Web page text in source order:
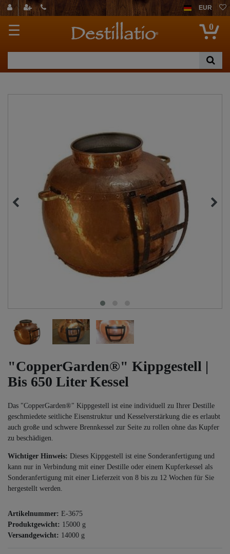
EUR
☰ 0
"CopperGarden®" Kippgestell |
Bis 650 Liter Kessel
Das "CopperGarden®" Kippgestell ist eine individuell zu Ihrer Destille
geschmiedete seitliche Eisenstruktur und Kesselverstärkung die es erlaubt
auch große und schwere Brennkessel zur Seite zu rollen ohne das Kupfer
zu beschädigen.
Wichtiger Hinweis: Dieses Kippgestell ist eine Sonderanfertigung und
kann nur in Verbindung mit einer Destille oder einem Kupferkessel als
Sonderanfertigung mit einer Lieferzeit von 8 bis zu 12 Wochen für Sie
hergestellt werden.
Artikelnummer: E-3675
Produktgewicht: 15000 g
Versandgewicht: 14000 g